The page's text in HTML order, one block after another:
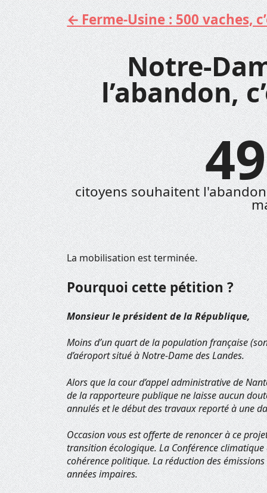
Aller
au
contenu
Ferme-Usine : 500 vaches,
Notre-
l’abandon,
citoyens souhaitent
La mobilisation est terminée.
Pourquoi cette pétition ?
Monsieur le président de la République,
Moins d’un quart de la population française
d’aéroport situé à Notre-Dame des Landes.
Alors que la cour d’appel administrative de
de la rapporteure publique ne laisse aucun
annulés et le début des travaux reporté à une
Occasion vous est offerte de renoncer à ce
transition écologique. La Conférence
cohérence politique. La réduction des
années impaires.